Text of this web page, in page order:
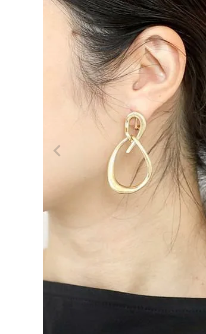
ACCOUNT MENU
ようこそ ゲスト 様
会員登録
レディーストップス